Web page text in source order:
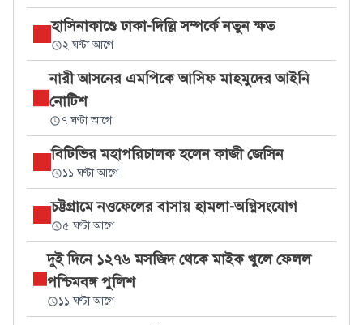
হাসিনাকাণ্ডে ঢাকা-দিল্লি সম্পর্কে নতুন ক্ষত
২ ঘণ্টা আগে
নারী আসনের এমপিকে আসিফ মাহমুদের আইনি
নোটিশ
৭ ঘণ্টা আগে
বিটিভির মহাপরিচালক হলেন কাজী জেসিন
১১ ঘণ্টা আগে
চট্টগ্রামে নওফেলের বাসায় হামলা-অগ্নিসংযোগ
৫ ঘণ্টা আগে
দুই দিনে ১২৭৬ মসজিদ থেকে মাইক খুলে ফেলল
পশ্চিমবঙ্গ পুলিশ
১১ ঘণ্টা আগে